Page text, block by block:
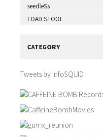
seedleSs
TOAD STOOL
CATEGORY
Tweets by InfoSQUID